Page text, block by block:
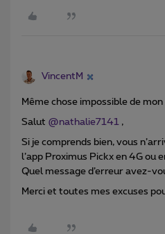
VincentM
Même chose impossible de
Salut @nathalie7141 ,
Si je comprends bien, vous
l’app Proximus Pickx en 4G ou
Quel message d’erreur avez-
Merci et toutes mes excuses